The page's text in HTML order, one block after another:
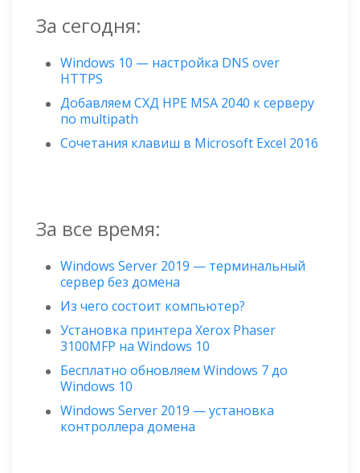
За сегодня:
Windows 10 — настройка DNS over
HTTPS
Добавляем СХД HPE MSA 2040 к серверу
по multipath
Сочетания клавиш в Microsoft Excel 2016
За все время:
Windows Server 2019 — терминальный
сервер без домена
Из чего состоит компьютер?
Установка принтера Xerox Phaser
3100MFP на Windows 10
Бесплатно обновляем Windows 7 до
Windows 10
Windows Server 2019 — установка
контроллера домена